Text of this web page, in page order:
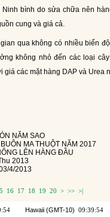
bình do sửa chữa nên
cung và giá cả.
không nhỏ đến các loại
các mặt hàng DAP và Urea
NĂM SAO
MA THUỘT NĂM 2017
LÊN HÀNG ĐẦU
2013
4/2013
16 17 18 19 20 > >> >|